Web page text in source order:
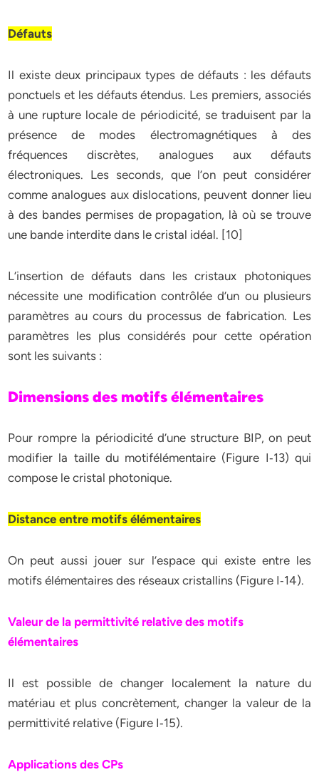
Défauts
Il existe deux principaux types de défauts : les défauts
ponctuels et les défauts étendus. Les premiers, associés
à une rupture locale de périodicité, se traduisent par la
présence de modes électromagnétiques à des
fréquences discrètes, analogues aux défauts
électroniques. Les seconds, que l’on peut considérer
comme analogues aux dislocations, peuvent donner lieu
à des bandes permises de propagation, là où se trouve
une bande interdite dans le cristal idéal. [10]
L’insertion de défauts dans les cristaux photoniques
nécessite une modification contrôlée d’un ou plusieurs
paramètres au cours du processus de fabrication. Les
paramètres les plus considérés pour cette opération
sont les suivants :
Dimensions des motifs élémentaires
Pour rompre la périodicité d’une structure BIP, on peut
modifier la taille du motifélémentaire (Figure I‐13) qui
compose le cristal photonique.
Distance entre motifs élémentaires
On peut aussi jouer sur l’espace qui existe entre les
motifs élémentaires des réseaux cristallins (Figure I‐14).
Valeur de la permittivité relative des motifs
élémentaires
Il est possible de changer localement la nature du
matériau et plus concrètement, changer la valeur de la
permittivité relative (Figure I‐15).
Applications des CPs